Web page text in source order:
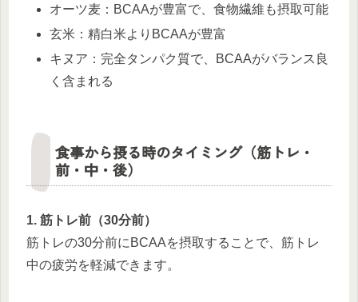
オーツ麦：BCAAが豊富で、食物繊維も摂取可能
玄米：精白米よりBCAAが豊富
キヌア：完全タンパク質で、BCAAがバランス良
く含まれる
食事から摂る時のタイミング（筋トレ・
前・中・後）
1. 筋トレ前（30分前）
筋トレの30分前にBCAAを摂取することで、筋トレ
中の疲労を軽減できます。